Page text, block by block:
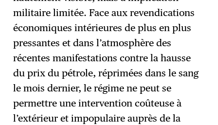
militaire limitée. Face aux revendications
économiques intérieures de plus en plus
pressantes et dans l’atmosphère des
récentes manifestations contre la hausse
du prix du pétrole, réprimées dans le sang
le mois dernier, le régime ne peut se
permettre une intervention coûteuse à
l’extérieur et impopulaire auprès de la